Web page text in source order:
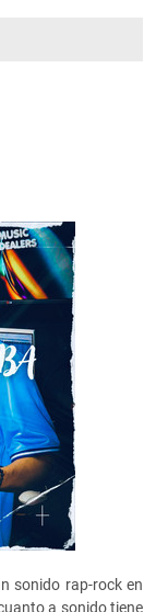
sonido rap-rock en
a sonido tiene